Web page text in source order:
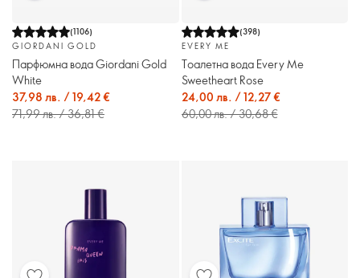
(1106)
GIORDANI GOLD
Парфюмна вода Giordani Gold
White
37,98 лв. / 19,42 €
71,99 лв. / 36,81 €
(398)
EVERY ME
Тоалетна вода Every Me
Sweetheart Rose
24,00 лв. / 12,27 €
60,00 лв. / 30,68 €